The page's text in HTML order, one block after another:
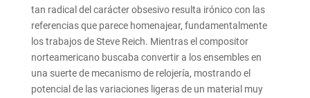
tan radical del carácter obsesivo resulta irónico con las
referencias que parece homenajear, fundamentalmente
los trabajos de Steve Reich. Mientras el compositor
norteamericano buscaba convertir a los ensembles en
una suerte de mecanismo de relojería, mostrando el
potencial de las variaciones ligeras de un material muy